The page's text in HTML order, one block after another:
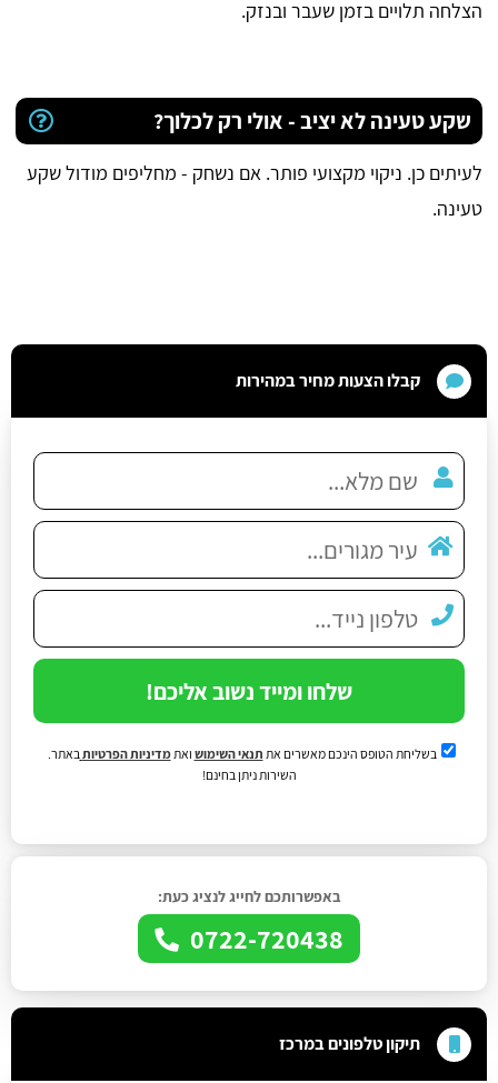
הצלחה תלויים בזמן שעבר ובנזק.
שקע טעינה לא יציב - אולי רק לכלוך?
לעיתים כן. ניקוי מקצועי פותר. אם נשחק - מחליפים מודול שקע
טעינה.
קבלו הצעות מחיר במהירות
שלחו ומייד נשוב אליכם!
בשליחת הטופס הינכם מאשרים את תנאי השימוש ואתמדיניות הפרטיותבאתר.
השירות ניתן בחינם!
באפשרותכם לחייג לנציג כעת:
0722-720438
תיקון טלפונים במרכז